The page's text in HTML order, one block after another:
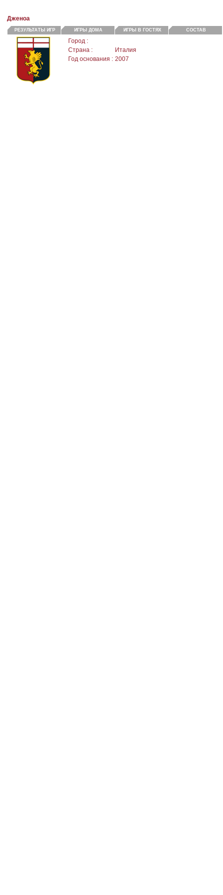
Дженоа
РЕЗУЛЬТАТЫ ИГР ИГРЫ ДОМА ИГРЫ В ГОСТЯХ СОСТАВ
Город :
Страна :
Италия
Год основания : 2007